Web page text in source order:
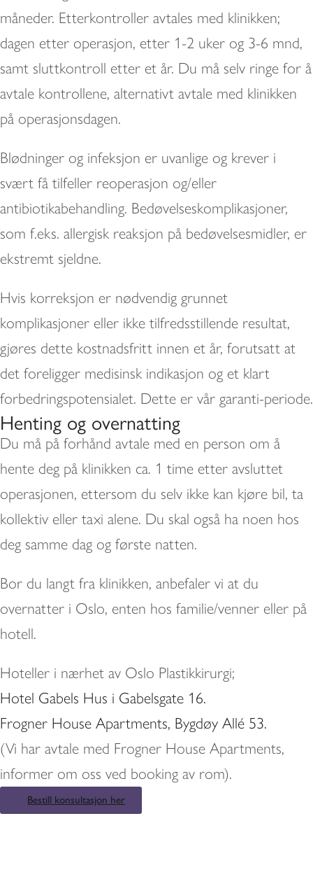
måneder. Etterkontroller avtales med klinikken;
dagen etter operasjon, etter 1-2 uker og 3-6 mnd,
samt sluttkontroll etter et år. Du må selv ringe for å
avtale kontrollene, alternativt avtale med klinikken
på operasjonsdagen.
Blødninger og infeksjon er uvanlige og krever i
svært få tilfeller reoperasjon og/eller
antibiotikabehandling. Bedøvelseskomplikasjoner,
som f.eks. allergisk reaksjon på bedøvelsesmidler, er
ekstremt sjeldne.
Hvis korreksjon er nødvendig grunnet
komplikasjoner eller ikke tilfredsstillende resultat,
gjøres dette kostnadsfritt innen et år, forutsatt at
det foreligger medisinsk indikasjon og et klart
forbedringspotensialet. Dette er vår garanti-periode.
Henting og overnatting
Du må på forhånd avtale med en person om å
hente deg på klinikken ca. 1 time etter avsluttet
operasjonen, ettersom du selv ikke kan kjøre bil, ta
kollektiv eller taxi alene. Du skal også ha noen hos
deg samme dag og første natten.
Bor du langt fra klinikken, anbefaler vi at du
overnatter i Oslo, enten hos familie/venner eller på
hotell.
Hoteller i nærhet av Oslo Plastikkirurgi;
Hotel Gabels Hus i Gabelsgate 16.
Frogner House Apartments, Bygdøy Allé 53.
(Vi har avtale med Frogner House Apartments,
informer om oss ved booking av rom).
Bestill konsultasjon her